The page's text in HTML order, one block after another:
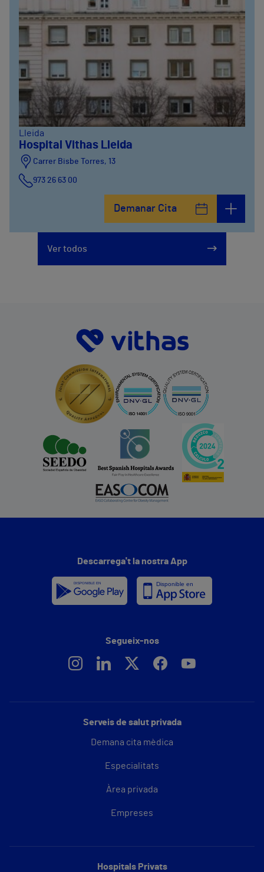
Lleida
Hospital Vithas Lleida
Carrer Bisbe Torres, 13
973 26 63 00
Demanar Cita
Ver todos
Serveis de salut privada
Demana cita mèdica
Especialitats
Àrea privada
Empreses
Hospitals Privats
Descarrega't la nostra App
Segueix-nos